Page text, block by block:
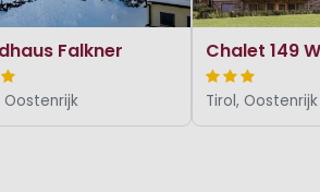
Falkner
Oostenrijk
Chalet 149
Tirol, Oostenrijk